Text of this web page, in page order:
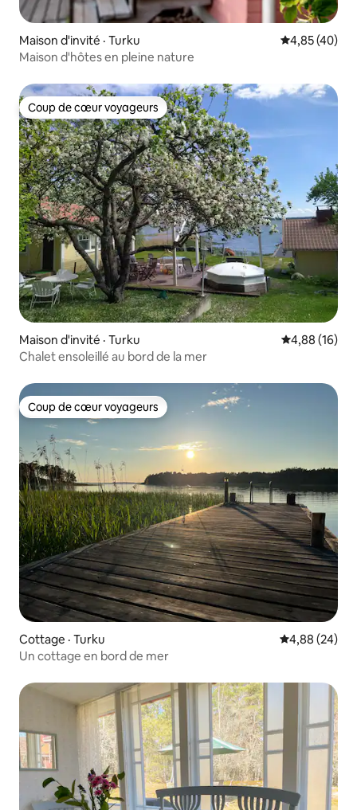
Maison d'invité · Turku Note
4,85 (40)
Maison d'hôtes en pleine nature
Coup de cœur voyageurs
Coup de cœur voyageurs
Maison d'invité · Turku Note
4,88 (16)
Chalet ensoleillé au bord de la mer
Coup de cœur voyageurs
Coup de cœur voyageurs
Cottage · Turku Note
4,88 (24)
Un cottage en bord de mer